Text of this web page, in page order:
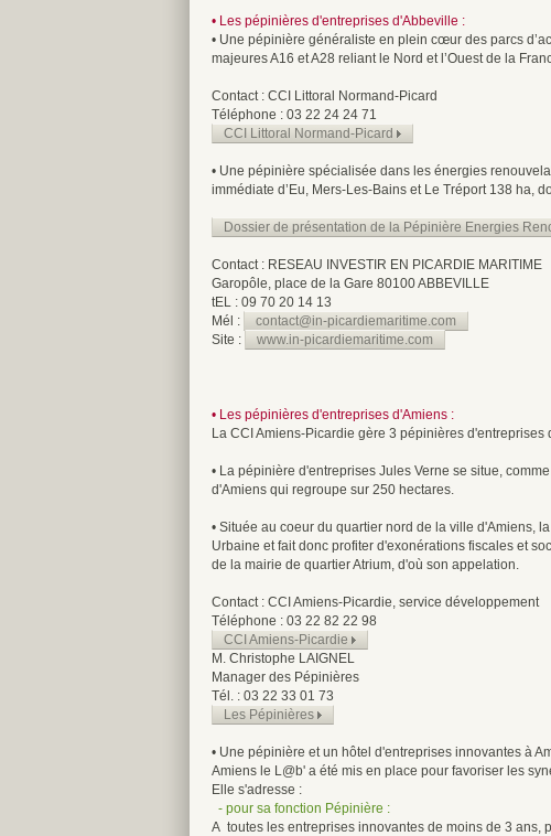
• Les pépinières d'entreprises d'Abbeville :
• Une pépinière généraliste en plein cœur des parcs
majeures A16 et A28 reliant le Nord et l’Ouest de la
Contact : CCI Littoral Normand-Picard
Téléphone : 03 22 24 24 71
CCI Littoral Normand-Picard
• Une pépinière spécialisée dans les énergies
immédiate d’Eu, Mers-Les-Bains et Le Tréport 138 ha,
Dossier de présentation de la Pépinière Energies
Contact : RESEAU INVESTIR EN PICARDIE MARITIME
Garopôle, place de la Gare 80100 ABBEVILLE
tEL : 09 70 20 14 13
Mél :
contact@in-picardiemaritime.com
Site :
www.in-picardiemaritime.com
• Les pépinières d'entreprises d'Amiens :
La CCI Amiens-Picardie gère 3 pépinières
• La pépinière d'entreprises Jules Verne se situe,
d'Amiens qui regroupe sur 250 hectares.
• Située au coeur du quartier nord de la ville d'Amiens,
Urbaine et fait donc profiter d'exonérations fiscales et
de la mairie de quartier Atrium, d'où son appelation.
Contact : CCI Amiens-Picardie, service développement
Téléphone : 03 22 82 22 98
CCI Amiens-Picardie
M. Christophe LAIGNEL
Manager des Pépinières
Tél. : 03 22 33 01 73
Les Pépinières
• Une pépinière et un hôtel d'entreprises innovantes à
Amiens le L@b' a été mis en place pour favoriser les
Elle s'adresse :
- pour sa fonction Pépinière :
A toutes les entreprises innovantes de moins de 3 ans,